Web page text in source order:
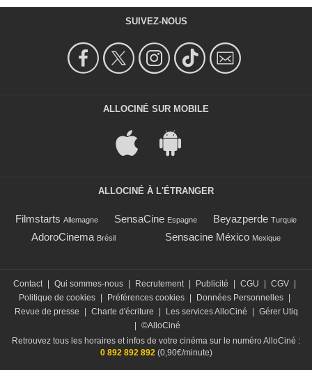
SUIVEZ-NOUS
ALLOCINÉ SUR MOBILE
ALLOCINÉ À L'ÉTRANGER
Filmstarts Allemagne SensaCine Espagne Beyazperde Turquie
AdoroCinema Brésil Sensacine México Mexique
Contact | Qui sommes-nous | Recrutement | Publicité | CGU | CGV |
Politique de cookies | Préférences cookies | Données Personnelles |
Revue de presse
| Charte d'écriture | Les services AlloCiné | Gérer Utiq
| ©AlloCiné
Retrouvez tous les horaires et infos de votre cinéma sur le numéro AlloCiné :
0 892 892 892(0,90€/minute)